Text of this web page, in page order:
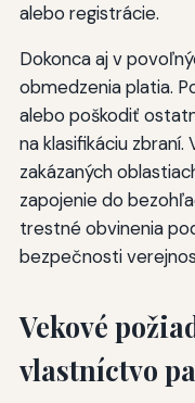
alebo registrácie.
Dokonca aj v
obmedzenia platia.
alebo poškodiť
na klasifikáciu
zakázaných
zapojenie do
trestné obvinenia
bezpečnosti
Vekové
vlastníctvo